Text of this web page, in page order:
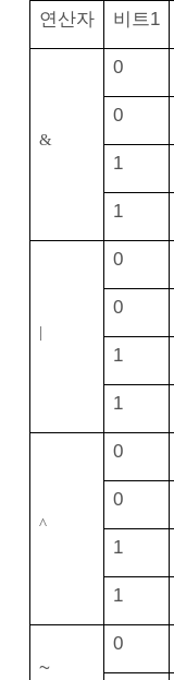
연산자 비트1
&
0
0
1
1
|
0
0
1
1
^
0
0
1
1
~
0